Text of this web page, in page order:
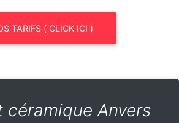
TARIFS ( CLICK ICI )
céramique Anvers